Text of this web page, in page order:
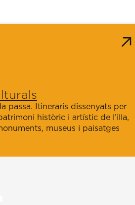
passa. Itineraris dissenyats per
històric i artístic de l’illa,
museus i paisatges